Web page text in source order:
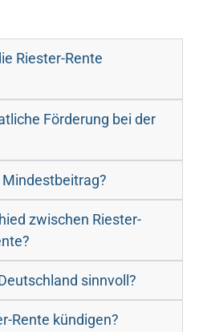
Riester-Rente
Förderung bei der
zwischen Riester-
sinnvoll?
Rente kündigen?